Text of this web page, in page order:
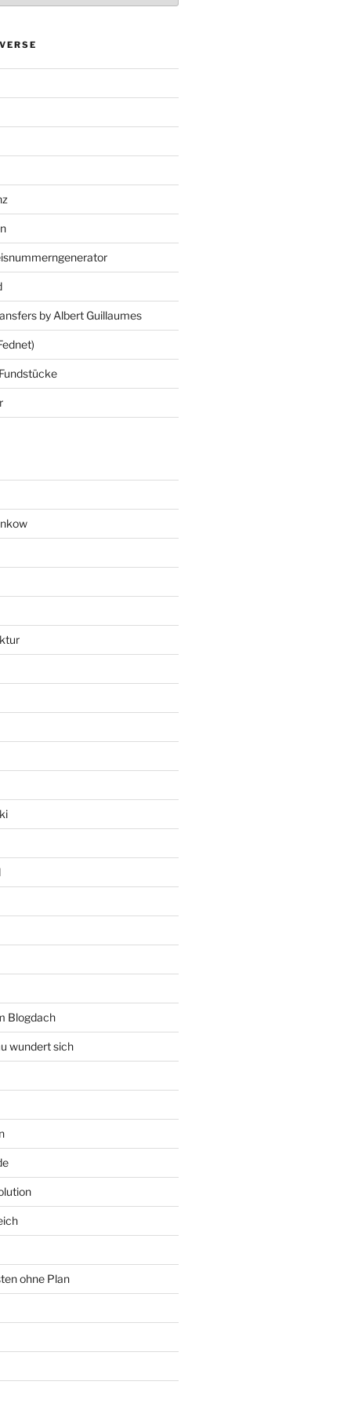
by Albert Guillaumes
Blogdach
wundert sich
ohne Plan